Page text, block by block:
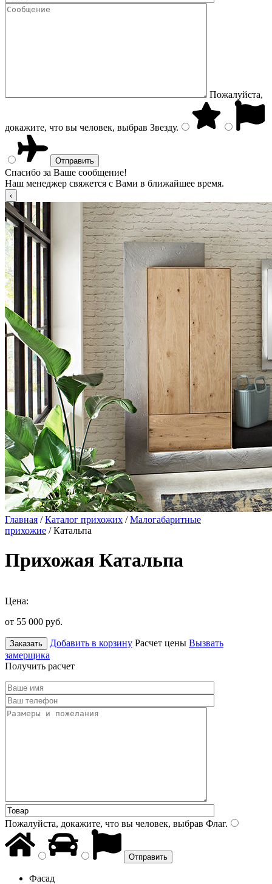
Пожалуйста,
докажите, что вы человек, выбрав Звезду.
Спасибо за Ваше сообщение!
Наш менеджер свяжется с Вами в ближайшее время.
Главная /Каталог прихожих /Малогабаритные
прихожие / Катальпа
Прихожая Катальпа
Цена:
от 55 000 руб.
Заказать Добавить в корзину Расчет цены Вызвать
замерщика
Получить расчет
Пожалуйста, докажите, что вы человек, выбрав Флаг.
Фасад